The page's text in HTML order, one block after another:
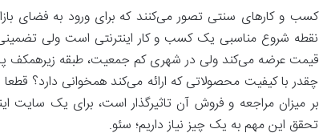
کسب و کارهای سنتی تصور می‌کنند که برای ورود به فضای
نقطه شروع مناسبی یک کسب و کار اینترنتی است ولی تضمینی
قیمت عرضه می‌کند ولی در شهری کم جمعیت، طبقه زیرهمکف
چقدر با کیفیت محصولاتی که ارائه می‌کند همخوانی دارد؟
بر میزان مراجعه و فروش آن تاثیرگذار است، برای یک
تحقق این مهم به یک چیز نیاز داریم؛ سئو.